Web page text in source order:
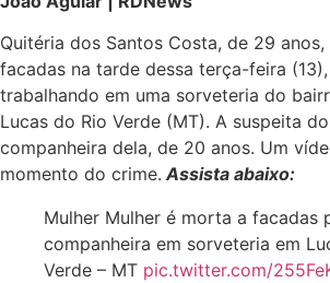
Quitéria dos Santos Costa, de 29
facadas na tarde dessa terça-feira
trabalhando em uma sorveteria do
Lucas do Rio Verde (MT). A suspeita
companheira dela, de 20 anos. Um
momento do crime. Assista abaixo:
Mulher Mulher é morta a facadas
companheira em sorveteria em
Verde – MT pic.twitter.com/